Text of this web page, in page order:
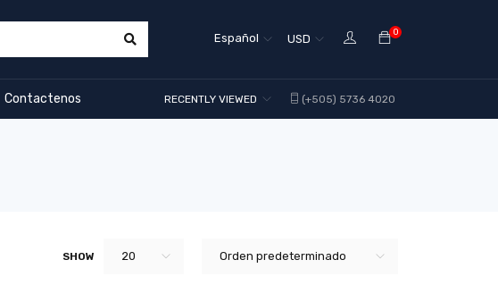
0
USD
Español
Contactenos (+505) 5736 4020
RECENTLY VIEWED
Orden predeterminado
SHOW 20